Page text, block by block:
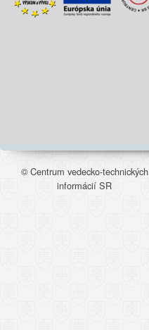
© Centrum vedecko-technických
informácií SR